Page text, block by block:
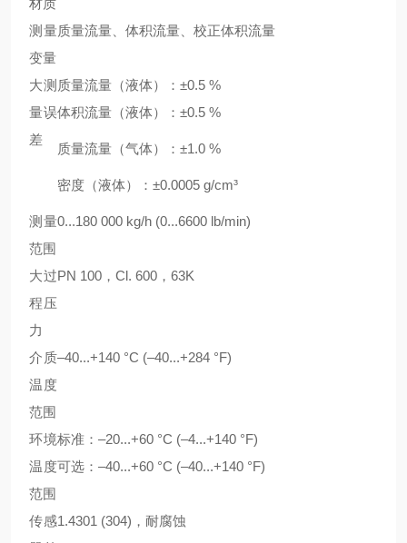
材质
测量
变量
质量流量、体积流量、校正体积流量
大测
量误
差
质量流量（液体）：±0.5 %
体积流量（液体）：±0.5 %
质量流量（气体）：±1.0 %
密度（液体）：±0.0005 g/cm³
测量
范围
0...180 000 kg/h (0...6600 lb/min)
大过
程压
力
PN 100，Cl. 600，63K
介质
温度
范围
–40...+140 °C (–40...+284 °F)
环境
温度
范围
标准：–20...+60 °C (–4...+140 °F)
可选：–40...+60 °C (–40...+140 °F)
传感1.4301 (304)，耐腐蚀